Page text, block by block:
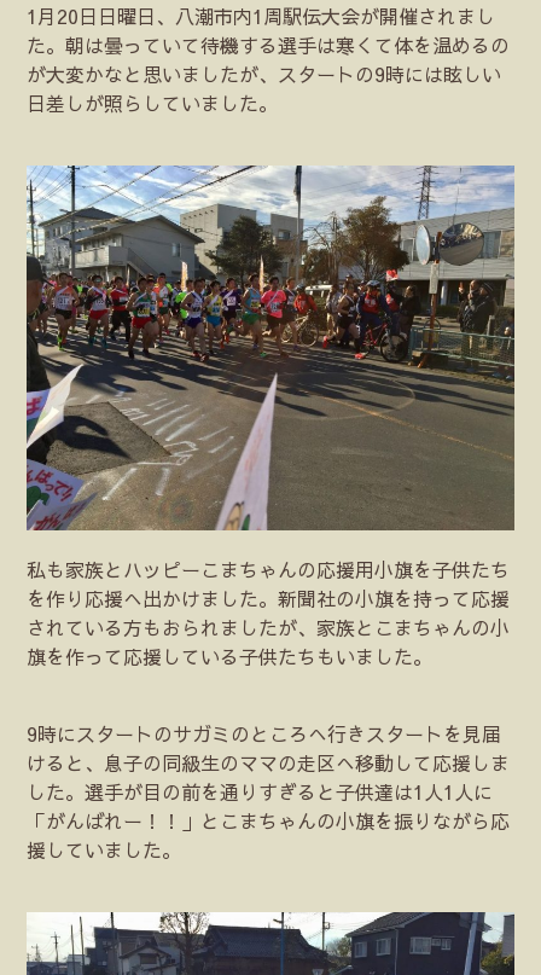
1月20日日曜日、八潮市内1周駅伝大会が開催されまし
た。朝は曇っていて待機する選手は寒くて体を温めるの
が大変かなと思いましたが、スタートの9時には眩しい
日差しが照らしていました。
私も家族とハッピーこまちゃんの応援用小旗を子供たち
を作り応援へ出かけました。新聞社の小旗を持って応援
されている方もおられましたが、家族とこまちゃんの小
旗を作って応援している子供たちもいました。
9時にスタートのサガミのところへ行きスタートを見届
けると、息子の同級生のママの走区へ移動して応援しま
した。選手が目の前を通りすぎると子供達は1人1人に
「がんばれー！！」とこまちゃんの小旗を振りながら応
援していました。